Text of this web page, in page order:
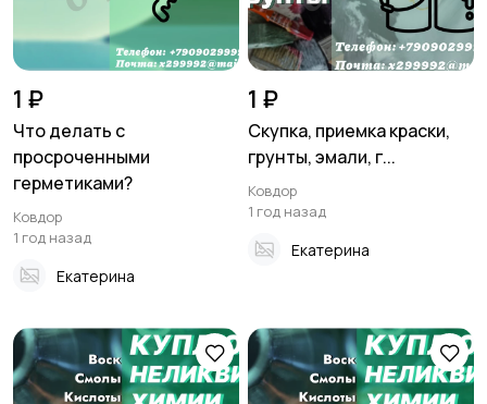
Для дома и дачи Услуги
Детские товары
1 ₽
Что делать с
просроченными
герметиками?
Ковдор
1 год назад
Екатерина
1 ₽
Скупка, приемка краски,
грунты, эмали, г...
Ковдор
1 год назад
Екатерина